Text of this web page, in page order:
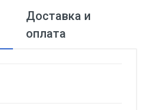
Доставка и
оплата